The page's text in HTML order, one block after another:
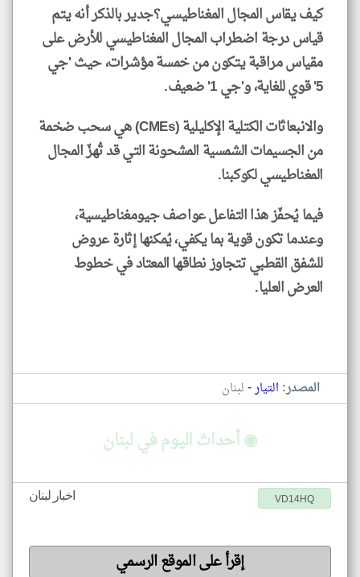
كيف يقاس المجال المغناطيسي؟جدير بالذكر أنه يتم
قياس درجة اضطراب المجال المغناطيسي للأرض على
مقياس مراقبة يتكون من خمسة مؤشرات، حيث 'جي
5' قوي للغاية، و'جي 1' ضعيف.
والانبعاثات الكتلية الإكليلية (CMEs) هي سحب ضخمة
من الجسيمات الشمسية المشحونة التي قد تُهزّ المجال
المغناطيسي لكوكبنا.
فيما يُحفّز هذا التفاعل عواصف جيومغناطيسية،
وعندما تكون قوية بما يكفي، يُمكنها إثارة عروض
للشفق القطبي تتجاوز نطاقها المعتاد في خطوط
العرض العليا.
المصدر: التيار-لبنان
◉ أحداث اليوم في لبنان
اخبار لبنان VD14HQ
إقرأ على الموقع الرسمي